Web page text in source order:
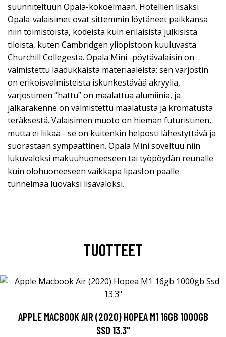
suunniteltuun Opala-kokoelmaan. Hotellien lisäksi
Opala-valaisimet ovat sittemmin löytäneet paikkansa
niin toimistoista, kodeista kuin erilaisista julkisista
tiloista, kuten Cambridgen yliopistoon kuuluvasta
Churchill Collegesta. Opala Mini -pöytävalaisin on
valmistettu laadukkaista materiaaleista: sen varjostin
on erikoisvalmisteista iskunkestävää akryylia,
varjostimen “hattu” on maalattua alumiinia, ja
jalkarakenne on valmistettu maalatusta ja kromatusta
teräksestä. Valaisimen muoto on hieman futuristinen,
mutta ei liikaa - se on kuitenkin helposti lähestyttävä ja
suorastaan sympaattinen. Opala Mini soveltuu niin
lukuvaloksi makuuhuoneeseen tai työpöydän reunalle
kuin olohuoneeseen vaikkapa lipaston päälle
tunnelmaa luovaksi lisävaloksi.
TUOTTEET
APPLE MACBOOK AIR (2020) HOPEA M1 16GB 1000GB
SSD 13.3"